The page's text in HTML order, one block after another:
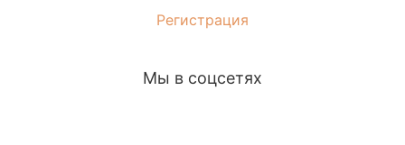
Регистрация
Мы в соцсетях